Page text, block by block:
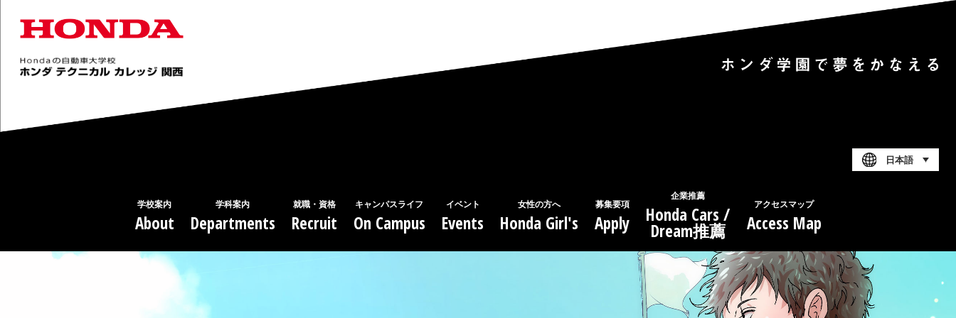
日本語
学校案内
About
学科案内
Departments
就職・資格
Recruit
キャンパスライフ
On Campus
イベント
Events
女性の方へ
Honda Girl's
募集要項
Apply
企業推薦
Honda Cars /
Dream推薦
アクセスマップ
Access Map